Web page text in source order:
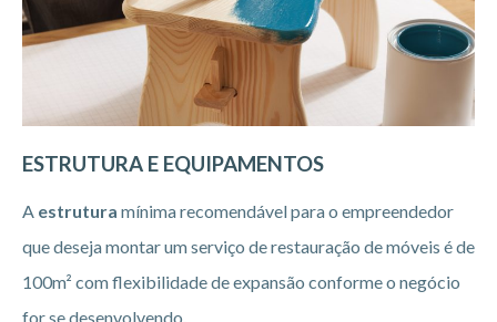
ESTRUTURA E EQUIPAMENTOS
A estrutura mínima recomendável para o empreendedor
que deseja montar um serviço de restauração de móveis é de
100m² com flexibilidade de expansão conforme o negócio
for se desenvolvendo.